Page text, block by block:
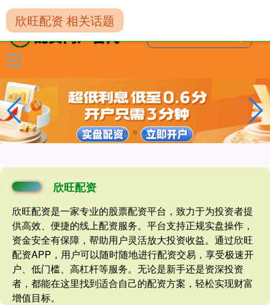
-->
欣旺配资
欣旺配资是一家专业的股票配资平台，致力于为投资者提
供高效、便捷的线上配资服务。平台支持正规实盘操作，
资金安全有保障，帮助用户灵活放大投资收益。通过欣旺
配资APP，用户可以随时随地进行配资交易，享受极速开
户、低门槛、高杠杆等服务。无论是新手还是资深投资
者，都能在这里找到适合自己的配资方案，轻松实现财富
增值目标。
欣旺配资 相关话题